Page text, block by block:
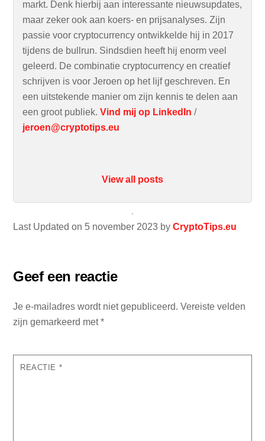
Last Updated on 5 november 2023 byCryptoTips.eu
markt. Denk hierbij aan interessante nieuwsupdates,
maar zeker ook aan koers- en prijsanalyses. Zijn
passie voor cryptocurrency ontwikkelde hij in 2017
tijdens de bullrun. Sindsdien heeft hij enorm veel
geleerd. De combinatie cryptocurrency en creatief
schrijven is voor Jeroen op het lijf geschreven. En
een uitstekende manier om zijn kennis te delen aan
een groot publiek.Vind mij op LinkedIn /
jeroen@cryptotips.eu
View all posts
Geef een reactie
Je e-mailadres wordt niet gepubliceerd. Vereiste velden
zijn gemarkeerd met*
REACTIE *